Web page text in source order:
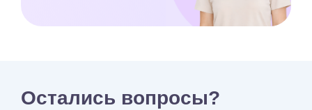
Остались вопросы?